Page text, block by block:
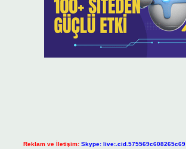
Reklam ve İletişim: Skype: live:.cid.575569c608265c69